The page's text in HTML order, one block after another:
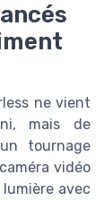
ne vient
mais de
tournage
vidéo
avec